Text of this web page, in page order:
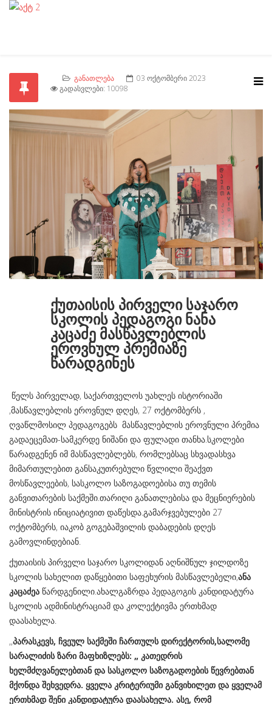
ᲒᲐᲜᲐᲗᲚᲔᲑᲐ
03 ᲝᲥᲢᲝᲛᲑᲔᲠᲘ 2023
ᲒᲐᲓᲐᲡᲕᲚᲔᲑᲘ: 10098
ქუთაისის პირველი საჯარო
სკოლის პედაგოგი ნანა
კაცაძე მასწავლებლის
ეროვნულ პრემიაზე
წარადგინეს
წელს პირველად, საქართველოს უახლეს ისტორიაში
,მასწავლებლის ეროვნულ დღეს, 27 ოქტომბერს ,
ღვაწლმოსილ პედაგოგებს მასწავლებლის ეროვნული პრემია
გადაეცემათ-სამკერდე ნიშანი და ფულადი თანხა.სკოლები
წარადგენენ იმ მასწავლებლებს, რომლებსაც სხვადასხვა
მიმართულებით განსაკუთრებული წვლილი შეაქვთ
მოსწავლეების, სასკოლო საზოგადოებისა თუ თემის
განვითარების საქმეში.თარიღი განათლებისა და მეცნიერების
მინისტრის ინიციატივით დაწესდა.გამარჯვებულები 27
ოქტომბერს, იაკობ გოგებაშვილის დაბადების დღეს
გამოვლინდებიან.
ქუთაისის პირველი საჯარო სკოლიდან აღნიშნულ ჯილდოზე
სკოლის სახელით დაწყებითი საფეხურის მასწავლებელი,ანა
კაცაძეა წარდგენილი.ახალგაზრდა პედაგოგის კანდიდატურა
სკოლის ადმინისტრაციამ და კოლექტივმა ერთხმად
დაასახელა.
,,პარასკევს, ჩვეულ საქმეში ჩართულს დირექტორის,სალომე
სარალიძის ზარი მაფხიზლებს: „ კათედრის
ხელმძღვანელებთან და სასკოლო საზოგადოების წევრებთან
მქონდა შეხვედრა. ყველა კრიტერიუმი განვიხილეთ და ყველამ
ერთხმად შენი კანდიდატურა დაასახელა. ასე, რომ